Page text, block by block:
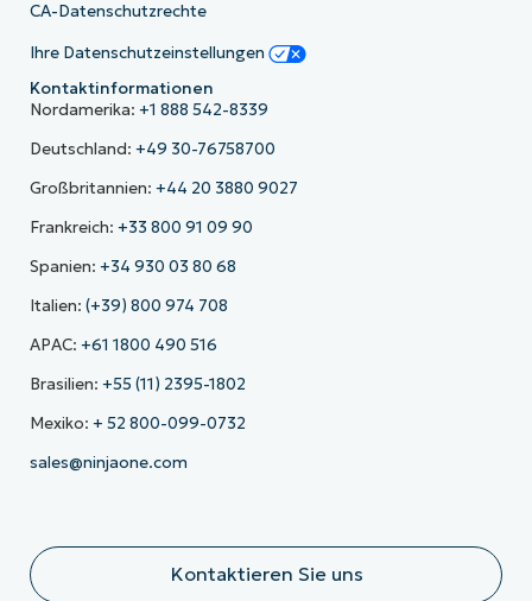
CA-Datenschutzrechte
Ihre Datenschutzeinstellungen
Kontaktinformationen
Nordamerika: +1 888 542-8339
Deutschland: +49 30-76758700
Großbritannien: +44 20 3880 9027
Frankreich: +33 800 91 09 90
Spanien: +34 930 03 80 68
Italien: (+39) 800 974 708
APAC: +61 1800 490 516
Brasilien: +55 (11) 2395-1802
Mexiko: + 52 800-099-0732
sales@ninjaone.com
Kontaktieren Sie uns